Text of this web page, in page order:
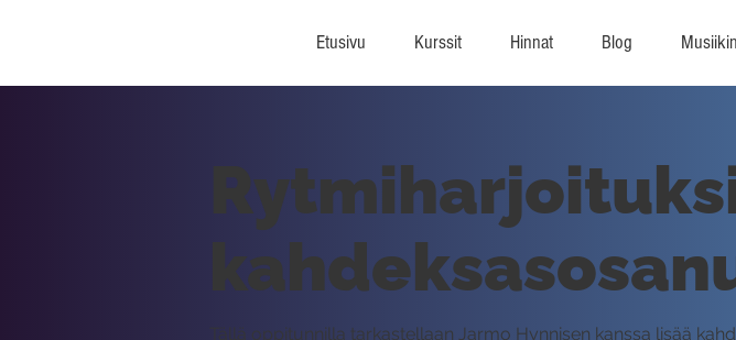
Etusivu Kurssit Hinnat Blog
Tällä oppitunnilla tarkastellaan Jarmo Hynnisen kanssa lisää